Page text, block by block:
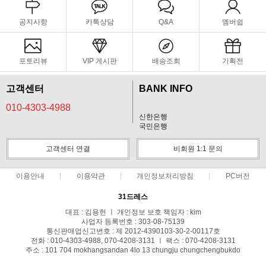
공지사항 카톡상담 Q&A 멤버쉽
포토리뷰 VIP 게시판 배송조회 기획전
고객센터
010-4303-4988
BANK INFO
신한은행
국민은행
고객센터 연결 비회원 1:1 문의
이용안내 이용약관 개인정보처리방침 PC버전
31드레스
대표 : 김용헌 ㅣ 개인정보 보호 책임자 : kim
사업자 등록번호 : 303-08-75139
통신판매업신고번호 : 제 2012-4390103-30-2-00117호
전화 : 010-4303-4988, 070-4208-3131 ㅣ 팩스 : 070-4208-3131
주소 : 101 704 mokhangsandan 4lo 13 chungju chungchengbukdo